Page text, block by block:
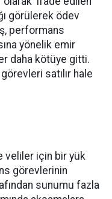
görülerek ödev
performans
yönelik emir
daha kötüye gitti.
satılır hale
veliler için bir yük
görevlerinin
sunumu fazla